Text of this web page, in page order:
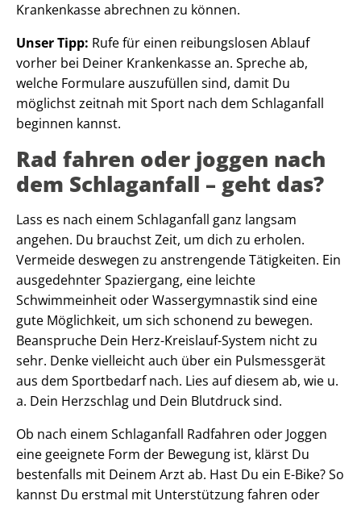
Krankenkasse abrechnen zu können.
Unser Tipp: Rufe für einen reibungslosen Ablauf
vorher bei Deiner Krankenkasse an. Spreche ab,
welche Formulare auszufüllen sind, damit Du
möglichst zeitnah mit Sport nach dem Schlaganfall
beginnen kannst.
Rad fahren oder joggen nach
dem Schlaganfall – geht das?
Lass es nach einem Schlaganfall ganz langsam
angehen. Du brauchst Zeit, um dich zu erholen.
Vermeide deswegen zu anstrengende Tätigkeiten. Ein
ausgedehnter Spaziergang, eine leichte
Schwimmeinheit oder Wassergymnastik sind eine
gute Möglichkeit, um sich schonend zu bewegen.
Beanspruche Dein Herz-Kreislauf-System nicht zu
sehr. Denke vielleicht auch über ein Pulsmessgerät
aus dem Sportbedarf nach. Lies auf diesem ab, wie u.
a. Dein Herzschlag und Dein Blutdruck sind.
Ob nach einem Schlaganfall Radfahren oder Joggen
eine geeignete Form der Bewegung ist, klärst Du
bestenfalls mit Deinem Arzt ab. Hast Du ein E-Bike? So
kannst Du erstmal mit Unterstützung fahren oder